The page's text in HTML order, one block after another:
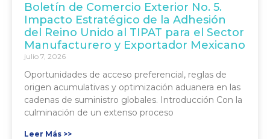
Boletín de Comercio Exterior No. 5.
Impacto Estratégico de la Adhesión
del Reino Unido al TIPAT para el Sector
Manufacturero y Exportador Mexicano
julio 7, 2026
Oportunidades de acceso preferencial, reglas de
origen acumulativas y optimización aduanera en las
cadenas de suministro globales. Introducción Con la
culminación de un extenso proceso
Leer Más >>